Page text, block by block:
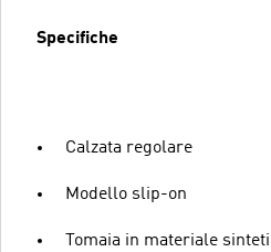
Specifiche
Calzata regolare
Modello slip-on
Tomaia in materiale